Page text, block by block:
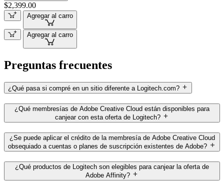
$2,399.00
Agregar al carro
Agregar al carro
Preguntas frecuentes
¿Qué pasa si compré en un sitio diferente a Logitech.com?
¿Qué membresías de Adobe Creative Cloud están disponibles para
canjear con esta oferta de Logitech?
¿Se puede aplicar el crédito de la membresía de Adobe Creative Cloud
obsequiado a cuentas o planes de suscripción existentes de Adobe?
¿Qué productos de Logitech son elegibles para canjear la oferta de
Adobe Affinity?